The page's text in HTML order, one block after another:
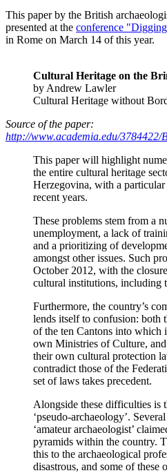
This paper by the British
presented at the conference
in Rome on March 14 of this year.
Cultural Heritage on the
by Andrew Lawler
Cultural Heritage without
Source of the paper:
http://www.academia.edu/
This paper will highlight
the entire cultural heritage
Herzegovina, with a
recent years.
These problems stem from a
unemployment, a lack of
and a prioritizing of
amongst other issues. Such
October 2012, with the
cultural institutions, including
Furthermore, the country’s
lends itself to confusion: both
of the ten Cantons into which
own Ministries of Culture,
their own cultural protection
contradict those of the
set of laws takes precedent.
Alongside these difficulties is
‘pseudo-archaeology’.
‘amateur archaeologist’
pyramids within the country.
this to the archaeological
disastrous, and some of these